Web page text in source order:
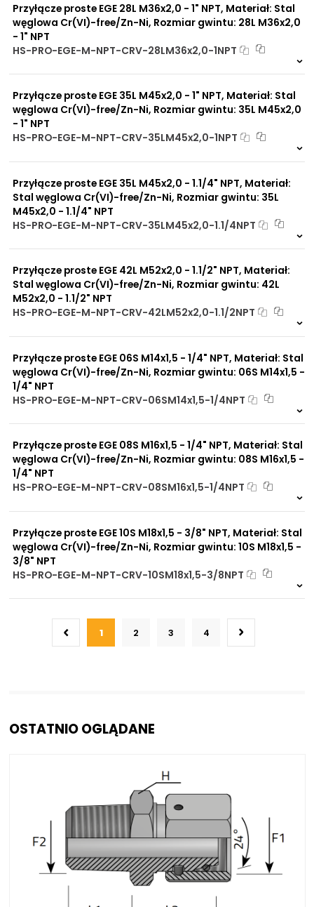
Przyłącze proste EGE 28L M36x2,0 - 1" NPT, Materiał: Stal
węglowa Cr(VI)-free/Zn-Ni, Rozmiar gwintu: 28L M36x2,0
- 1" NPT
HS-PRO-EGE-M-NPT-CRV-28LM36x2,0-1NPT
Przyłącze proste EGE 35L M45x2,0 - 1" NPT, Materiał: Stal
węglowa Cr(VI)-free/Zn-Ni, Rozmiar gwintu: 35L M45x2,0
- 1" NPT
HS-PRO-EGE-M-NPT-CRV-35LM45x2,0-1NPT
Przyłącze proste EGE 35L M45x2,0 - 1.1/4" NPT, Materiał:
Stal węglowa Cr(VI)-free/Zn-Ni, Rozmiar gwintu: 35L
M45x2,0 - 1.1/4" NPT
HS-PRO-EGE-M-NPT-CRV-35LM45x2,0-1.1/4NPT
Przyłącze proste EGE 42L M52x2,0 - 1.1/2" NPT, Materiał:
Stal węglowa Cr(VI)-free/Zn-Ni, Rozmiar gwintu: 42L
M52x2,0 - 1.1/2" NPT
HS-PRO-EGE-M-NPT-CRV-42LM52x2,0-1.1/2NPT
Przyłącze proste EGE 06S M14x1,5 - 1/4" NPT, Materiał: Stal
węglowa Cr(VI)-free/Zn-Ni, Rozmiar gwintu: 06S M14x1,5 -
1/4" NPT
HS-PRO-EGE-M-NPT-CRV-06SM14x1,5-1/4NPT
Przyłącze proste EGE 08S M16x1,5 - 1/4" NPT, Materiał: Stal
węglowa Cr(VI)-free/Zn-Ni, Rozmiar gwintu: 08S M16x1,5 -
1/4" NPT
HS-PRO-EGE-M-NPT-CRV-08SM16x1,5-1/4NPT
Przyłącze proste EGE 10S M18x1,5 - 3/8" NPT, Materiał: Stal
węglowa Cr(VI)-free/Zn-Ni, Rozmiar gwintu: 10S M18x1,5 -
3/8" NPT
HS-PRO-EGE-M-NPT-CRV-10SM18x1,5-3/8NPT
1 2 3 4
OSTATNIO OGLĄDANE